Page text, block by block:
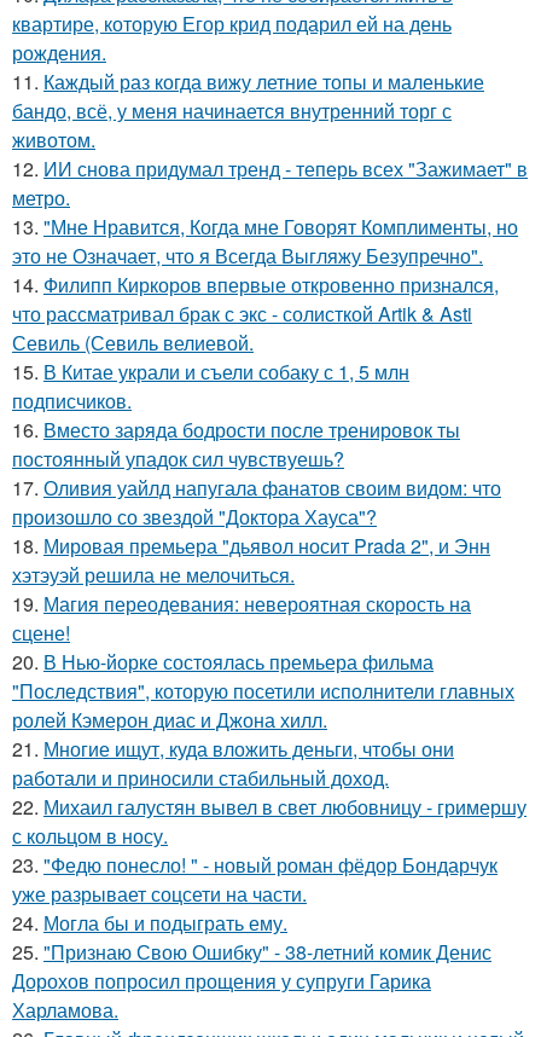
квартире, которую Егор крид подарил ей на день
рождения.
11. Каждый раз когда вижу летние топы и маленькие
бандо, всё, у меня начинается внутренний торг с
животом.
12. ИИ снова придумал тренд - теперь всех "Зажимает" в
метро.
13. "Мне Нравится, Когда мне Говорят Комплименты, но
это не Означает, что я Всегда Выгляжу Безупречно".
14. Филипп Киркоров впервые откровенно признался,
что рассматривал брак с экс - солисткой Artik & Asti
Севиль (Севиль велиевой.
15. В Китае украли и съели собаку с 1, 5 млн
подписчиков.
16. Вместо заряда бодрости после тренировок ты
постоянный упадок сил чувствуешь?
17. Оливия уайлд напугала фанатов своим видом: что
произошло со звездой "Доктора Хауса"?
18. Мировая премьера "дьявол носит Prada 2", и Энн
хэтэуэй решила не мелочиться.
19. Магия переодевания: невероятная скорость на
сцене!
20. В Нью-йорке состоялась премьера фильма
"Последствия", которую посетили исполнители главных
ролей Кэмерон диас и Джона хилл.
21. Многие ищут, куда вложить деньги, чтобы они
работали и приносили стабильный доход.
22. Михаил галустян вывел в свет любовницу - гримершу
с кольцом в носу.
23. "Федю понесло! " - новый роман фёдор Бондарчук
уже разрывает соцсети на части.
24. Могла бы и подыграть ему.
25. "Признаю Свою Ошибку" - 38-летний комик Денис
Дорохов попросил прощения у супруги Гарика
Харламова.